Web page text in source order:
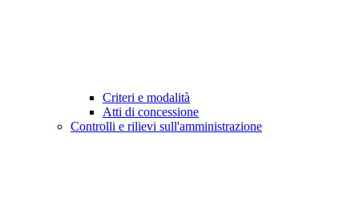
Criteri e modalità
Atti di concessione
Controlli e rilievi sull'amministrazione